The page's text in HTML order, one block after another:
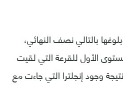
بالتالي نصف النهائي،
الأول للقرعة التي لقيت
وجود إنجلترا التي جاءت مع